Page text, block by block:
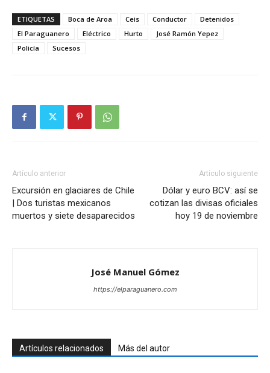
ETIQUETAS Boca de Aroa Ceis Conductor
Detenidos
El Paraguanero
Eléctrico Hurto
José Ramón Yepez
Policía
Sucesos
Artículo anterior
Excursión en glaciares de Chile
| Dos turistas mexicanos
muertos y siete desaparecidos
Artículo siguiente
Dólar y euro BCV: así se
cotizan las divisas oficiales
hoy 19 de noviembre
José Manuel Gómez
https://elparaguanero.com
Artículos relacionados Más del autor